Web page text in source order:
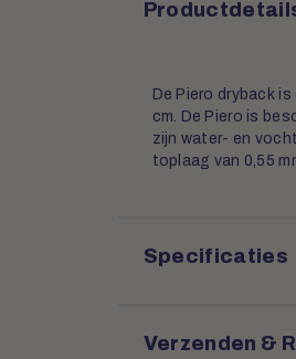
De Piero dryback
cm. De Piero is
zijn water- en
toplaag van 0,55
Specificaties
Verzenden &